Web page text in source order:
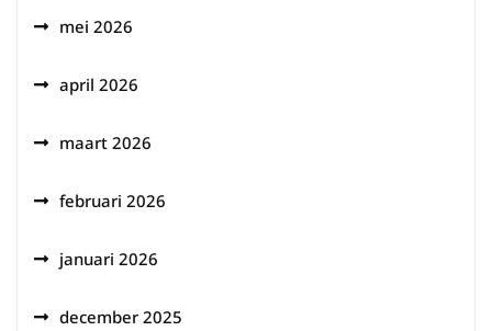
mei 2026
april 2026
maart 2026
februari 2026
januari 2026
december 2025